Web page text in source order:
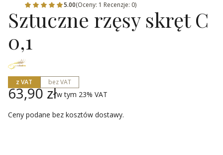
5.00(Oceny: 1 Recenzje: 0)
Sztuczne rzęsy skręt C
0,1
z VAT bez VAT
Cena
63,90 złw tym 23% VAT
w tym 23% VAT
Ceny podane bez kosztów dostawy.